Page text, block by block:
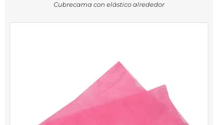
Cubrecama con elástico alrededor